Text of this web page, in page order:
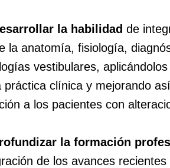
la habilidad de
la anatomía, fisiología,
vestibulares,
práctica clínica y mejorando
a los pacientes con
la formación
de los avances